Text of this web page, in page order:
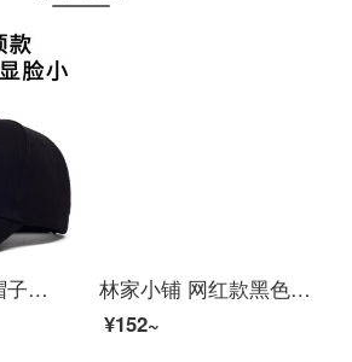
UTEEYのトップ帽子の男性ファッションブランドの大きいサイズのアヒルの舌の帽子の年齢の主要な部分の韓国版のカジュアルな百選の野球帽の明らかにやせている黒色の普通のコードは調節することができます（55-61 cm）
林家小铺 网红款黑色棒球帽女夏韩版百搭防晒帽子女士春秋新款简约软顶鸭舌帽男ins潮显脸小太阳帽 灰色（男女同款） 均码时尚款棒球帽
¥152~